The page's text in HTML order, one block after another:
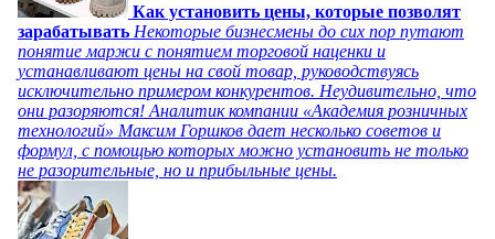
Как установить цены, которые позволят
зарабатывать Некоторые бизнесмены до сих пор путают
понятие маржи с понятием торговой наценки и
устанавливают цены на свой товар, руководствуясь
исключительно примером конкурентов. Неудивительно, что
они разоряются! Аналитик компании «Академия розничных
технологий» Максим Горшков дает несколько советов и
формул, с помощью которых можно установить не только
не разорительные, но и прибыльные цены.